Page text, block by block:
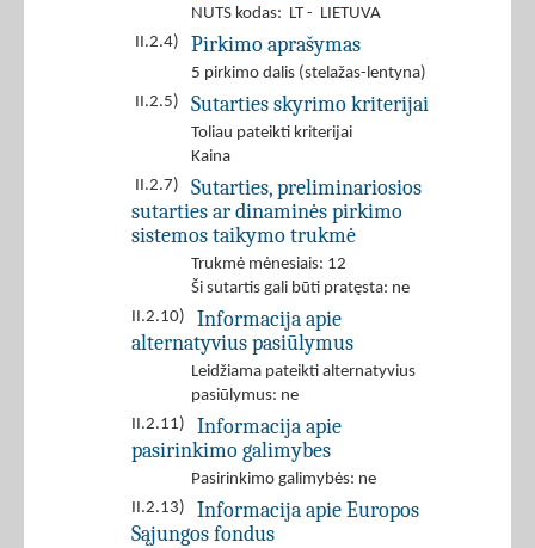
NUTS kodas: LT - LIETUVA
II.2.4)
Pirkimo aprašymas
5 pirkimo dalis (stelažas-lentyna)
II.2.5)
Sutarties skyrimo kriterijai
Toliau pateikti kriterijai
Kaina
II.2.7)
Sutarties, preliminariosios
sutarties ar dinaminės pirkimo
sistemos taikymo trukmė
Trukmė mėnesiais: 12
Ši sutartis gali būti pratęsta: ne
II.2.10)
Informacija apie
alternatyvius pasiūlymus
Leidžiama pateikti alternatyvius
pasiūlymus: ne
II.2.11)
Informacija apie
pasirinkimo galimybes
Pasirinkimo galimybės: ne
II.2.13)
Informacija apie Europos
Sąjungos fondus